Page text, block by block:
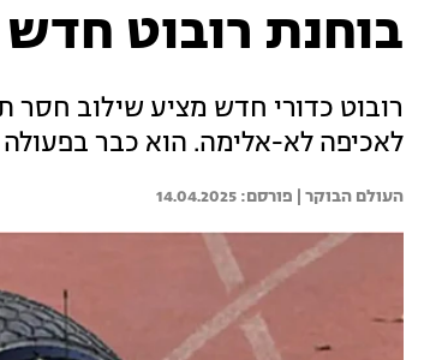
בוחנת רובוט חדש
רובוט כדורי חדש מציע שילוב חסר
לאכיפה לא-אלימה. הוא כבר
העולם הבוקר | 14.04.2025